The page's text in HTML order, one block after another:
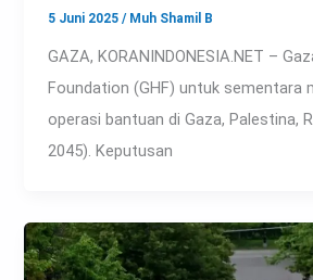
5 Juni 2025/ Muh Shamil B
GAZA, KORANINDONESIA.NET –
Foundation (GHF) untuk sementara
operasi bantuan di Gaza, Palestina,
2045). Keputusan